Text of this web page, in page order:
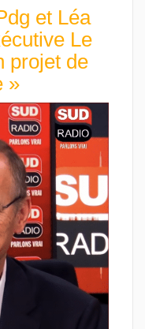
et Léa
Le
projet de
»